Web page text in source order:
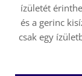
ízületét
és a gerinc
csak egy